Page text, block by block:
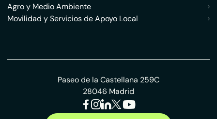
Agro y Medio Ambiente
›
Movilidad y Servicios de Apoyo Local
›
Paseo de la Castellana 259C
28046 Madrid